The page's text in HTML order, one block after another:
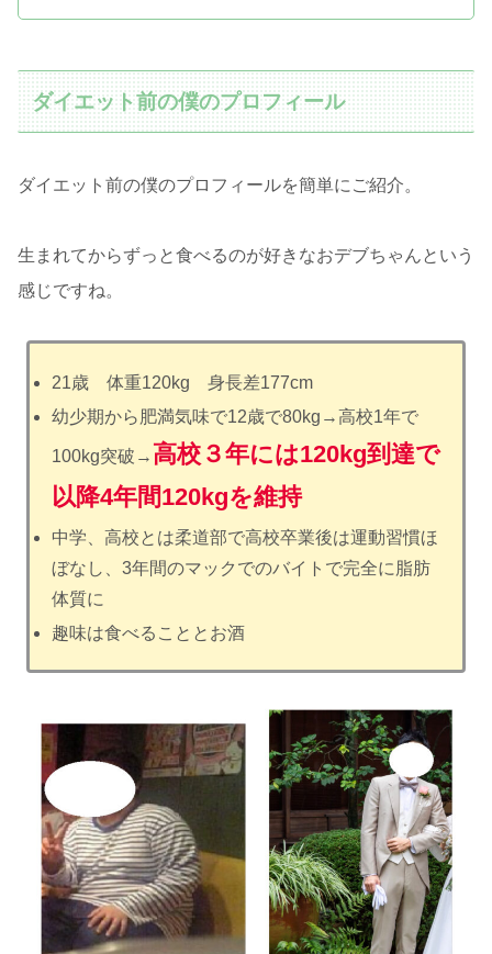
ダイエット前の僕のプロフィール
ダイエット前の僕のプロフィールを簡単にご紹介。
生まれてからずっと食べるのが好きなおデブちゃんという
感じですね。
21歳 体重120kg 身長差177cm
幼少期から肥満気味で12歳で80kg→高校1年で
100kg突破→ 高校３年には120kg到達で
以降4年間120kgを維持
中学、高校とは柔道部で高校卒業後は運動習慣ほ
ぼなし、3年間のマックでのバイトで完全に脂肪
体質に
趣味は食べることとお酒